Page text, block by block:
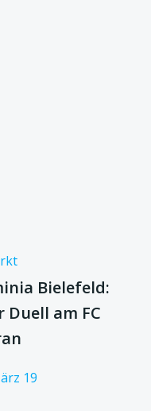
Bielefeld:
Duell am FC
19